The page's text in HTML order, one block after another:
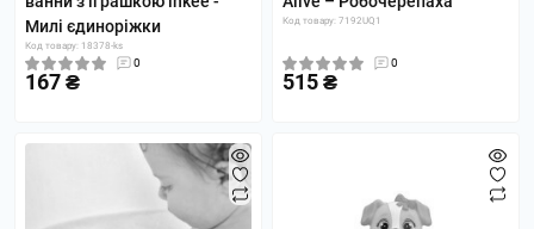
Милі єдиноріжки
Код товару: 18378-ks
0
167 ₴
Код товару: 7192UQ1
0
515 ₴